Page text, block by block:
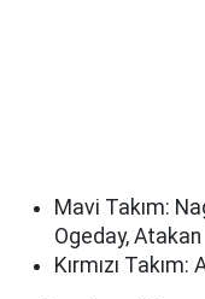
Mavi Takım:
Ogeday, Atakan
Kırmızı